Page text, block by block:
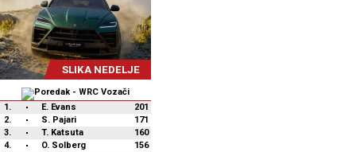
SLIKA NEDELJE
1. E. Evans
201
2.
S. Pajari
171
3.
T. Katsuta
160
4.
O. Solberg
156